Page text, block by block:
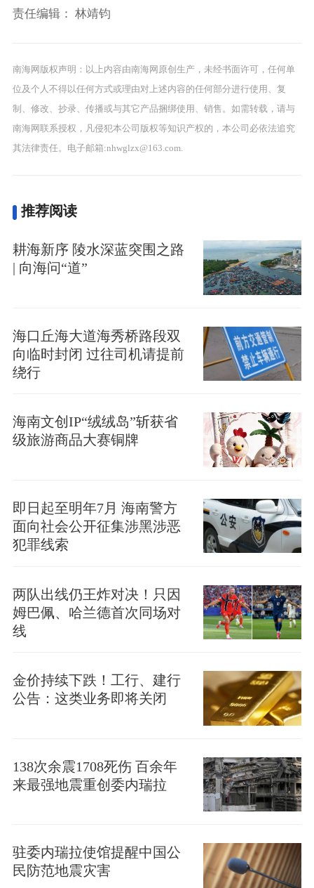
责任编辑： 林靖钧
南海网版权声明：以上内容由南海网原创生产，未经书面许可，任何单
位及个人不得以任何方式或理由对上述内容的任何部分进行使用、复
制、修改、抄录、传播或与其它产品捆绑使用、销售。如需转载，请与
南海网联系授权，凡侵犯本公司版权等知识产权的，本公司必依法追究
其法律责任。电子邮箱:nhwglzx@163.com.
推荐阅读
耕海新序 陵水深蓝突围之路
| 向海问“道”
海口丘海大道海秀桥路段双
向临时封闭 过往司机请提前
绕行
海南文创IP“绒绒岛”斩获省
级旅游商品大赛铜牌
即日起至明年7月 海南警方
面向社会公开征集涉黑涉恶
犯罪线索
两队出线仍王炸对决！只因
姆巴佩、哈兰德首次同场对
线
金价持续下跌！工行、建行
公告：这类业务即将关闭
138次余震1708死伤 百余年
来最强地震重创委内瑞拉
驻委内瑞拉使馆提醒中国公
民防范地震灾害